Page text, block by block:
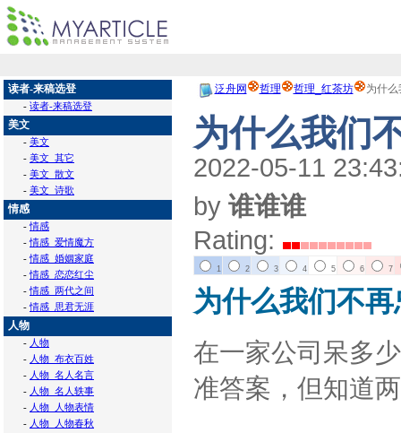
读者-来稿选登
- 读者-来稿选登
美文
- 美文
- 美文_其它
- 美文_散文
- 美文_诗歌
情感
-情感
-情感_爱情魔方
-情感_婚姻家庭
-情感_恋恋红尘
-情感_两代之间
-情感_思君无涯
人物
- 人物
- 人物_布衣百姓
- 人物_名人名言
- 人物_名人轶事
- 人物_人物表情
- 人物_人物春秋
泛舟网 哲理 哲理_红茶坊 为什
为什么我们
2022-05-11
by 谁谁谁
Rating:
1 2 3 4 5 6 7
为什么我们不
在一家公司呆多
准答案，但知道